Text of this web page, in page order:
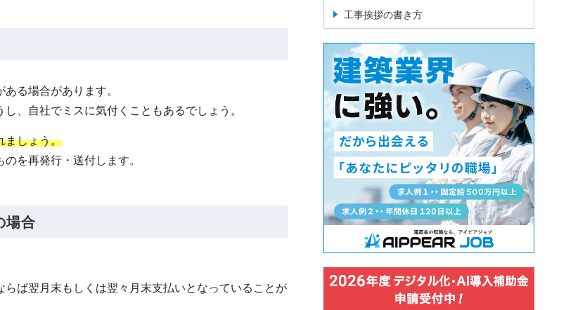
る場合があります。
、自社でミスに気付くこともあるでしょう。
ましょう。
を再発行・送付します。
場合
ば翌月末もしくは翌々月末支払いとなっていることが
工事挨拶の書き方